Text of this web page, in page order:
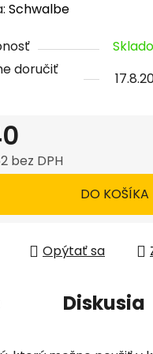
Schwalbe
doručiť
bez DPH
DO KOŠÍKA
Opýtať sa
Diskusia